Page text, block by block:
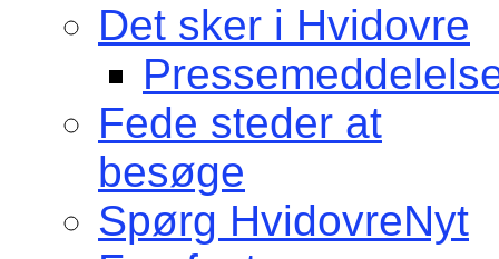
Det sker i Hvidovre
Fede steder at
besøge
Spørg HvidovreNyt